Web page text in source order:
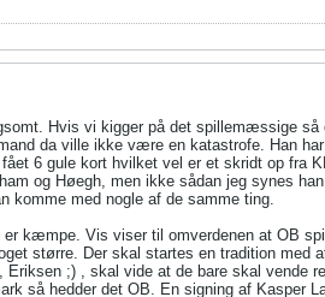
Hvis vi kigger på det spillemæssige
da ville ikke være en katastrofe. Han
6 gule kort hvilket vel er et skridt op fra
og Høegh, men ikke sådan jeg synes
komme med nogle af de samme ting.
kæmpe. Vis viser til omverdenen at OB
større. Der skal startes en tradition med
;) , skal vide at de bare skal vende
så hedder det OB. En signing af Kasper